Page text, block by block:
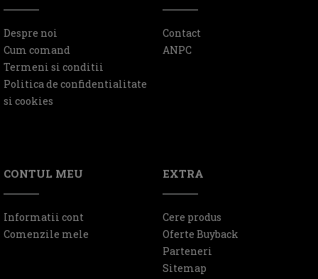
Despre noi
Cum comand
Termeni si conditii
Politica de confidentialitate
si cookies
Contact
ANPC
CONTUL MEU
Informatii cont
Comenzile mele
EXTRA
Cere produs
Oferte Buyback
Parteneri
Sitemap